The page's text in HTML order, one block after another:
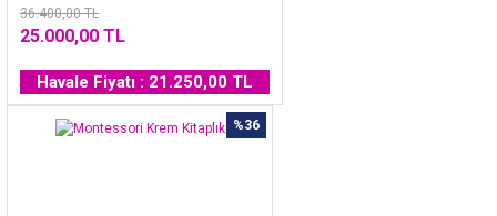
36.400,00 TL
25.000,00 TL
Havale Fiyatı : 21.250,00 TL
%36